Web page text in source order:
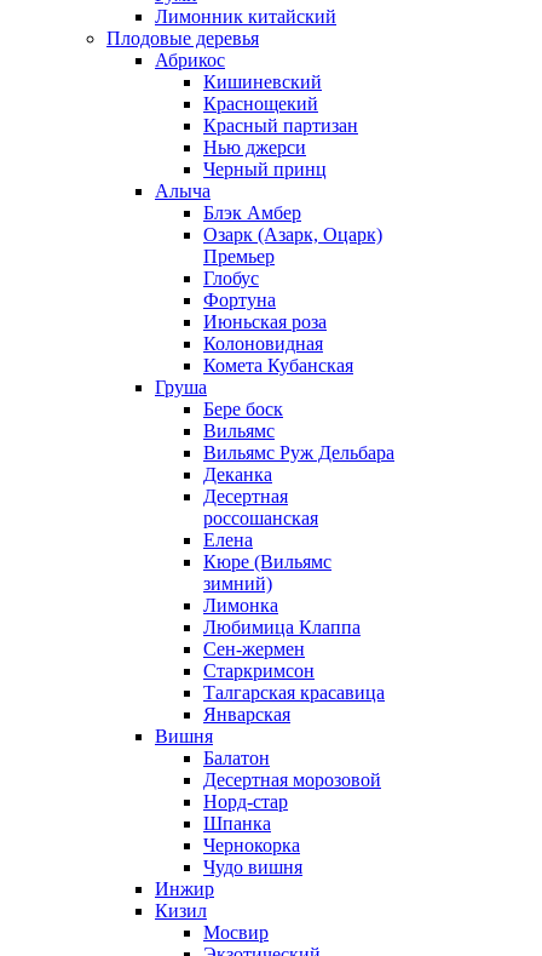
Лимонник китайский
Плодовые деревья
Абрикос
Кишиневский
Краснощекий
Красный партизан
Нью джерси
Черный принц
Алыча
Блэк Амбер
Озарк (Азарк, Оцарк)
Премьер
Глобус
Фортуна
Июньская роза
Колоновидная
Комета Кубанская
Груша
Бере боск
Вильямс
Вильямс Руж Дельбара
Деканка
Десертная
россошанская
Елена
Кюре (Вильямс
зимний)
Лимонка
Любимица Клаппа
Сен-жермен
Старкримсон
Талгарская красавица
Январская
Вишня
Балатон
Десертная морозовой
Норд-стар
Шпанка
Чернокорка
Чудо вишня
Инжир
Кизил
Мосвир